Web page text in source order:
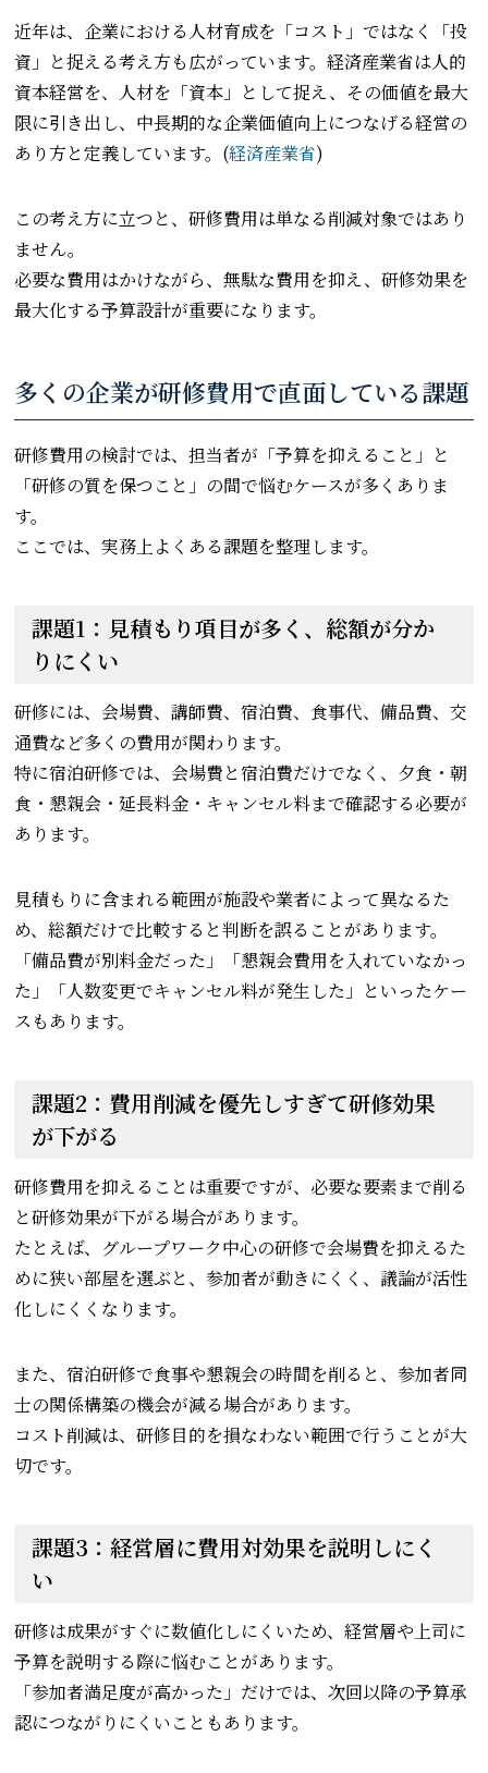
近年は、企業における人材育成を「コスト」ではなく「投
資」と捉える考え方も広がっています。経済産業省は人的
資本経営を、人材を「資本」として捉え、その価値を最大
限に引き出し、中長期的な企業価値向上につなげる経営の
あり方と定義しています。(経済産業省)
この考え方に立つと、研修費用は単なる削減対象ではあり
ません。
必要な費用はかけながら、無駄な費用を抑え、研修効果を
最大化する予算設計が重要になります。
多くの企業が研修費用で直面している課題
研修費用の検討では、担当者が「予算を抑えること」と
「研修の質を保つこと」の間で悩むケースが多くありま
す。
ここでは、実務上よくある課題を整理します。
課題1：見積もり項目が多く、総額が分か
りにくい
研修には、会場費、講師費、宿泊費、食事代、備品費、交
通費など多くの費用が関わります。
特に宿泊研修では、会場費と宿泊費だけでなく、夕食・朝
食・懇親会・延長料金・キャンセル料まで確認する必要が
あります。
見積もりに含まれる範囲が施設や業者によって異なるた
め、総額だけで比較すると判断を誤ることがあります。
「備品費が別料金だった」「懇親会費用を入れていなかっ
た」「人数変更でキャンセル料が発生した」といったケー
スもあります。
課題2：費用削減を優先しすぎて研修効果
が下がる
研修費用を抑えることは重要ですが、必要な要素まで削る
と研修効果が下がる場合があります。
たとえば、グループワーク中心の研修で会場費を抑えるた
めに狭い部屋を選ぶと、参加者が動きにくく、議論が活性
化しにくくなります。
また、宿泊研修で食事や懇親会の時間を削ると、参加者同
士の関係構築の機会が減る場合があります。
コスト削減は、研修目的を損なわない範囲で行うことが大
切です。
課題3：経営層に費用対効果を説明しにく
い
研修は成果がすぐに数値化しにくいため、経営層や上司に
予算を説明する際に悩むことがあります。
「参加者満足度が高かった」だけでは、次回以降の予算承
認につながりにくいこともあります。